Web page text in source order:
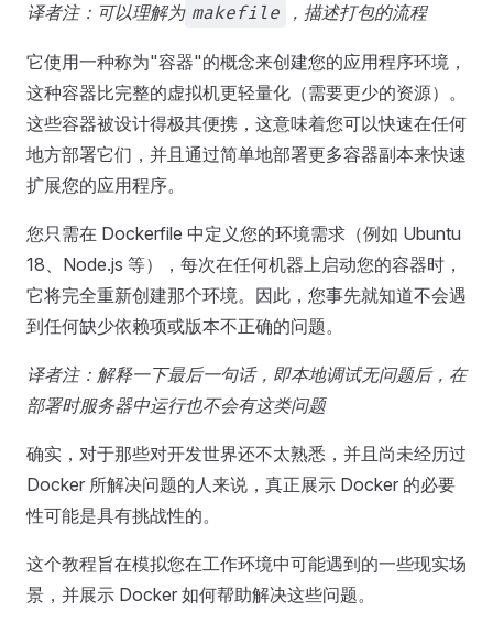
译者注：可以理解为 makefile ，描述打包的流程
它使用一种称为"容器"的概念来创建您的应用程序环境，
这种容器比完整的虚拟机更轻量化（需要更少的资源）。
这些容器被设计得极其便携，这意味着您可以快速在任何
地方部署它们，并且通过简单地部署更多容器副本来快速
扩展您的应用程序。
您只需在 Dockerfile 中定义您的环境需求（例如 Ubuntu
18、Node.js 等），每次在任何机器上启动您的容器时，
它将完全重新创建那个环境。因此，您事先就知道不会遇
到任何缺少依赖项或版本不正确的问题。
译者注：解释一下最后一句话，即本地调试无问题后，在
部署时服务器中运行也不会有这类问题
确实，对于那些对开发世界还不太熟悉，并且尚未经历过
Docker 所解决问题的人来说，真正展示 Docker 的必要
性可能是具有挑战性的。
这个教程旨在模拟您在工作环境中可能遇到的一些现实场
景，并展示 Docker 如何帮助解决这些问题。